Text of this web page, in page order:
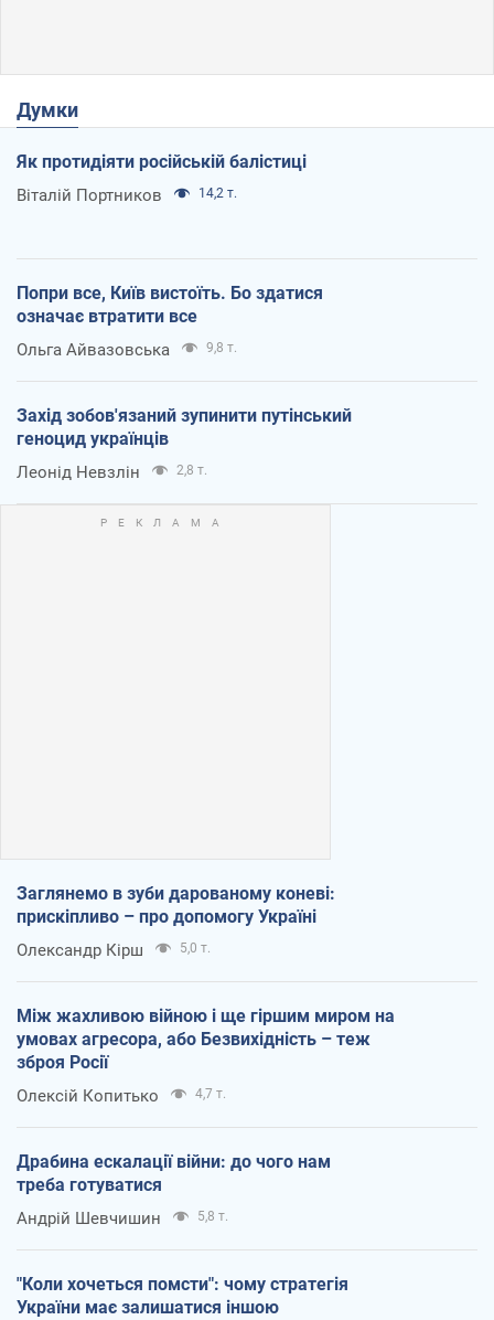
Думки
Як протидіяти російській балістиці
Віталій Портников 14,2 т.
Попри все, Київ вистоїть. Бо здатися
означає втратити все
Ольга Айвазовська 9,8 т.
Захід зобов'язаний зупинити путінський
геноцид українців
Леонід Невзлін 2,8 т.
Заглянемо в зуби дарованому коневі:
прискіпливо – про допомогу Україні
Олександр Кірш 5,0 т.
Між жахливою війною і ще гіршим миром на
умовах агресора, або Безвихідність – теж
зброя Росії
Олексій Копитько 4,7 т.
Драбина ескалації війни: до чого нам
треба готуватися
Андрій Шевчишин 5,8 т.
"Коли хочеться помсти": чому стратегія
України має залишатися іншою